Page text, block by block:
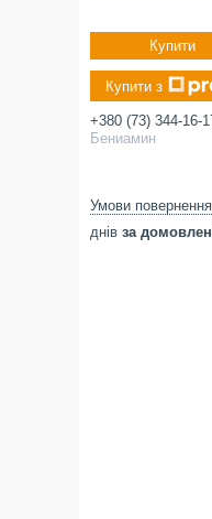
Купити
Купити з
+380 (73) 344-16-
Бениамин
днів за